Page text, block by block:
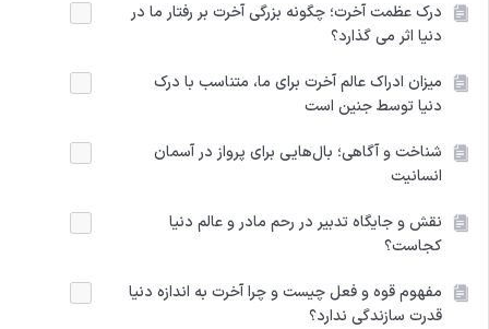
درک عظمت آخرت؛ چگونه بزرگی آخرت بر رفتار ما در
دنیا اثر می‌ گذارد؟
میزان ادراک عالم آخرت برای ما، متناسب با درک
دنیا توسط جنین است
شناخت و آگاهی؛ بال‌هایی برای پرواز در آسمان
انسانیت
نقش و جایگاه تدبیر در رحم مادر و عالم دنیا
کجاست؟
مفهوم قوه و فعل چیست و چرا آخرت به اندازه دنیا
قدرت سازندگی ندارد؟